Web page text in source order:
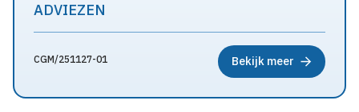
ADVIEZEN
CGM/251127-01 Bekijk meer